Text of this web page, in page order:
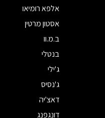
אלפא רומיאו
אסטון מרטין
ב.מ.וו
בנטלי
ג'ילי
ג'נסיס
דאצ'יה
דונגפנג